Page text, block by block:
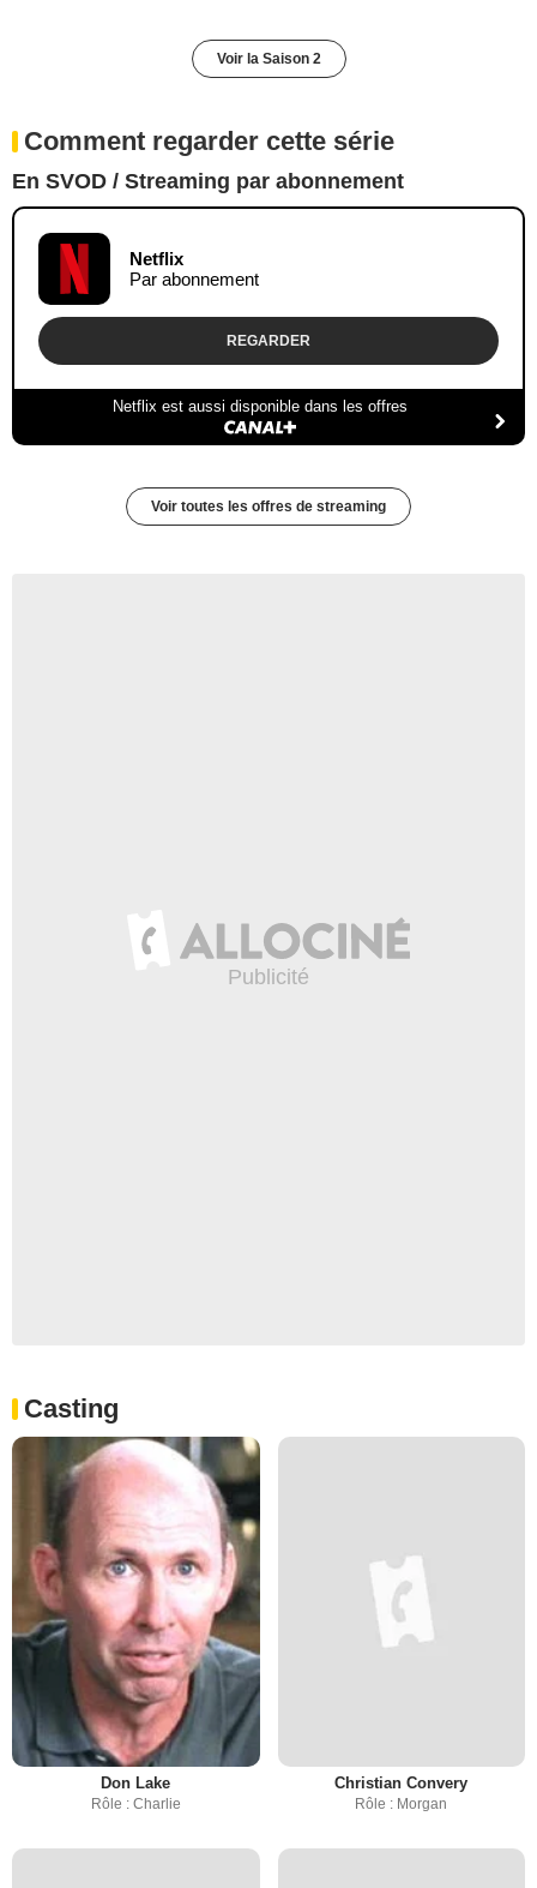
Voir la Saison 2
Comment regarder cette série
En SVOD / Streaming par abonnement
Netflix
Par abonnement
REGARDER
Netflix est aussi disponible dans les offres
Voir toutes les offres de streaming
Casting
Don Lake
Rôle : Charlie
Christian Convery
Rôle : Morgan